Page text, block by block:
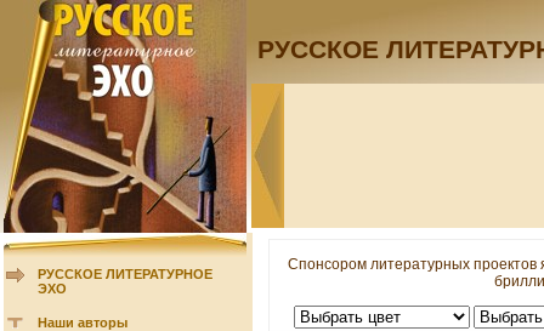
РУССКОЕ
РУССКОЕ ЛИТЕРАТУРНОЕ
ЭХО
Наши авторы
Спонсором литературных